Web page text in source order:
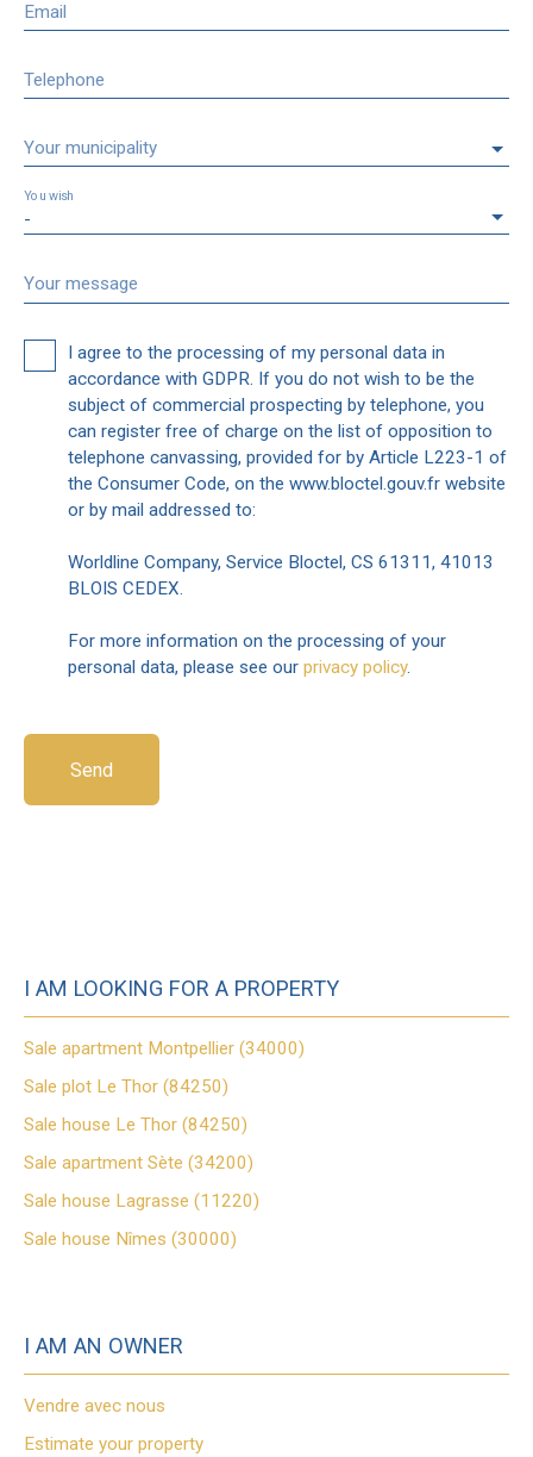
Email
Telephone
Your municipality
-
You wish
Your message
I agree to the processing of my personal data in
accordance with GDPR. If you do not wish to be the
subject of commercial prospecting by telephone, you
can register free of charge on the list of opposition to
telephone canvassing, provided for by Article L223-1 of
the Consumer Code, on the www.bloctel.gouv.fr website
or by mail addressed to:
Worldline Company, Service Bloctel, CS 61311, 41013
BLOIS CEDEX.
For more information on the processing of your
personal data, please see our privacy policy.
Send
I AM LOOKING FOR A PROPERTY
Sale apartment Montpellier (34000)
Sale plot Le Thor (84250)
Sale house Le Thor (84250)
Sale apartment Sète (34200)
Sale house Lagrasse (11220)
Sale house Nîmes (30000)
I AM AN OWNER
Vendre avec nous
Estimate your property